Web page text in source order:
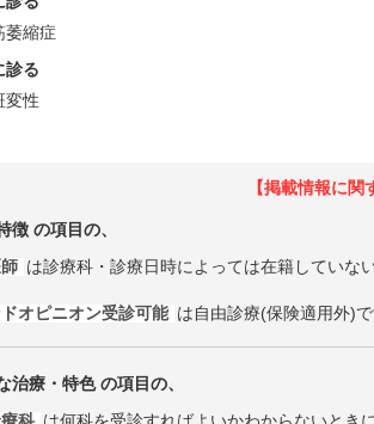
萎縮症
診る
変性
【掲載情報に関
徴 の項目の、
は診療科・診療日時によっては在籍していな
オピニオン受診可能 は自由診療(保険適用外)
治療・特色の項目の、